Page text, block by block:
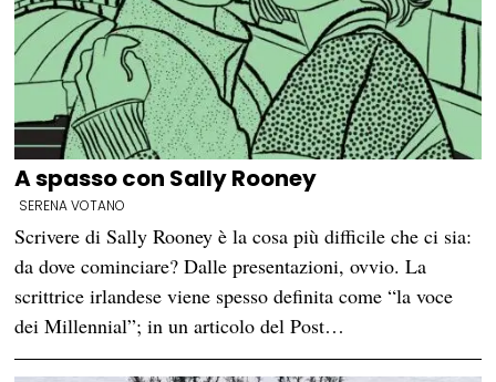
A spasso con Sally Rooney
SERENA VOTANO
Scrivere di Sally Rooney è la cosa più difficile che ci sia:
da dove cominciare? Dalle presentazioni, ovvio. La
scrittrice irlandese viene spesso definita come “la voce
dei Millennial”; in un articolo del Post…